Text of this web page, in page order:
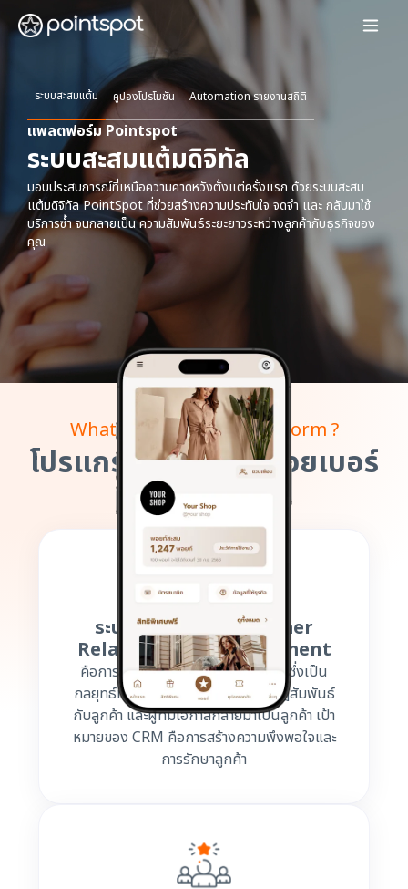
ระบบสะสมแต้ม คูปองโปรโมชัน Automation รายงานสถิติ
แพลตฟอร์ม Pointspot
ระบบสะสมแต้มดิจิทัล
มอบประสบการณ์ที่เหนือความคาดหวังตั้งแต่ครั้งแรก ด้วยระบบสะสม
แต้มดิจิทัล PointSpot ที่ช่วยสร้างความประทับใจ จดจำ และ กลับมาใช้
บริการซ้ำ จนกลายเป็น ความสัมพันธ์ระยะยาวระหว่างลูกค้ากับธุรกิจของ
คุณ
What is Loyalty CRM Platform ?
โปรแกรมสะสมแต้มด้วยเบอร์
โทรคืออะไร?
ระบบ CRM หรือ Customer
Relationship Management
คือการบริหารความสัมพันธ์ของลูกค้าซึ่งเป็น
กลยุทธ์ที่ธุรกิจใช้เพื่อ บริหารจัดการปฎิสัมพันธ์
กับลูกค้า และผู้ที่มีโอกาสกลายมาเป็นลูกค้า เป้า
หมายของ CRM คือการสร้างความพึงพอใจและ
การรักษาลูกค้า